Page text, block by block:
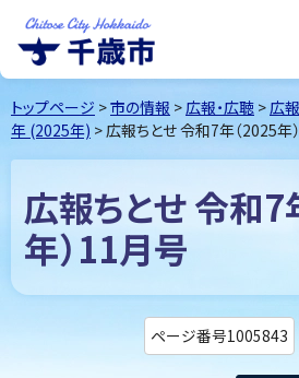
千歳市Chitose
City Hokkaido
トップページ >市の情報 >広報・広聴 >広
年 (2025年) > 広報ちとせ 令和7年（2025年
広報ちとせ 令和7
年）11月号
ページ番号1005843